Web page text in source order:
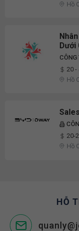
Hồ
Dưới
Hấp
20 -
Hồ
20-
Hồ
HỖ